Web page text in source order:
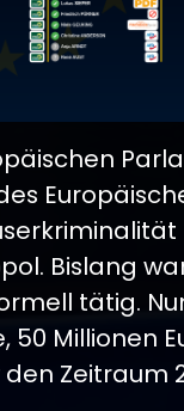
Bislang
tätig.
Millionen
Zeitraum